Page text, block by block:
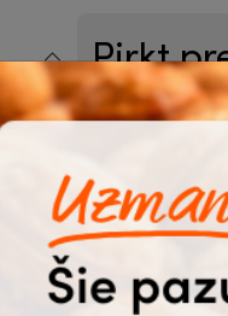
Pirkt
Pievienot logo
Pieņemtie formāti